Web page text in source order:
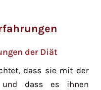
der Diät
dass sie mit der
und dass es ihnen